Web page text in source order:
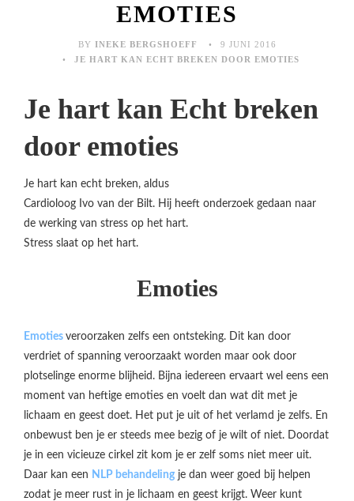
EMOTIES
BY INEKE BERGSHOEFF
9 JUNI 2016
JE HART KAN ECHT BREKEN DOOR EMOTIES
Je hart kan Echt breken
door emoties
Je hart kan echt breken, aldus
Cardioloog Ivo van der Bilt. Hij heeft onderzoek gedaan naar
de werking van stress op het hart.
Stress slaat op het hart.
Emoties
Emoties veroorzaken zelfs een ontsteking. Dit kan door
verdriet of spanning veroorzaakt worden maar ook door
plotselinge enorme blijheid. Bijna iedereen ervaart wel eens een
moment van heftige emoties en voelt dan wat dit met je
lichaam en geest doet. Het put je uit of het verlamd je zelfs. En
onbewust ben je er steeds mee bezig of je wilt of niet. Doordat
je in een vicieuze cirkel zit kom je er zelf soms niet meer uit.
Daar kan een NLP behandeling je dan weer goed bij helpen
zodat je meer rust in je lichaam en geest krijgt. Weer kunt